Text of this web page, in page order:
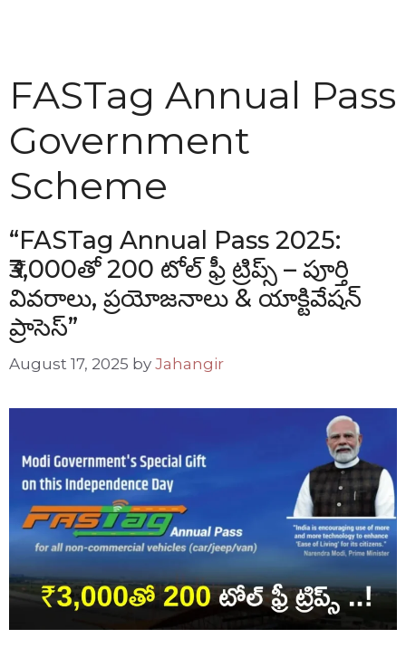
FASTag Annual Pass
Government
Scheme
“FASTag Annual Pass 2025:
₹3,000తో 200 టోల్ ఫ్రీ ట్రిప్స్ – పూర్తి
వివరాలు, ప్రయోజనాలు & యాక్టివేషన్
ప్రాసెస్”
August 17, 2025 by Jahangir